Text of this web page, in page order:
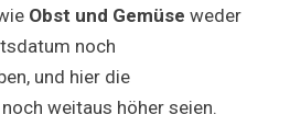
Obst und Gemüse weder
noch
und hier die
weitaus höher seien.